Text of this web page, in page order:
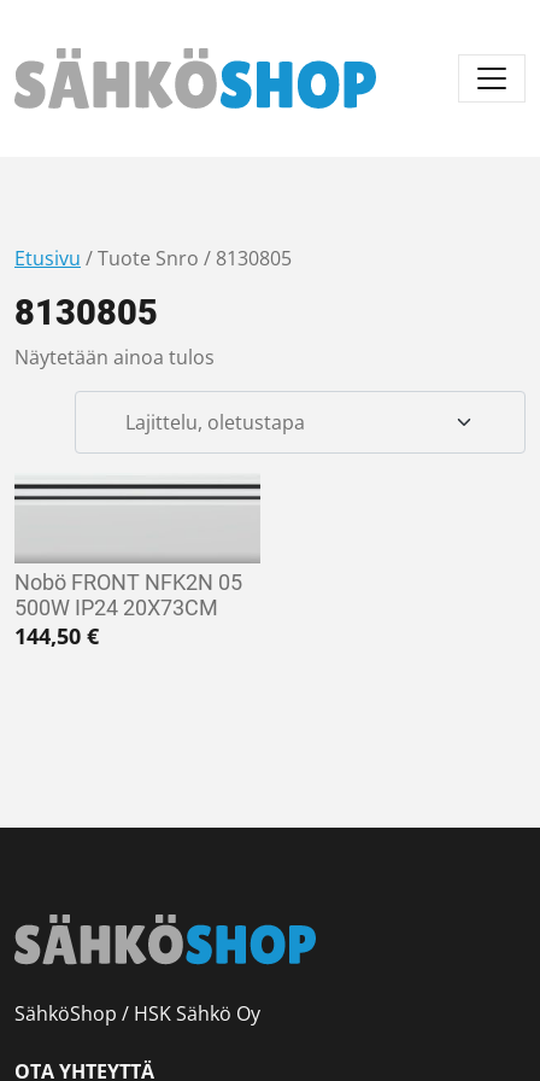
Päävalikko
Etusivu / Tuote Snro / 8130805
8130805
Näytetään ainoa tulos
Nobö FRONT NFK2N 05
500W IP24 20X73CM
144,50 €
SähköShop / HSK Sähkö Oy
OTA YHTEYTTÄ